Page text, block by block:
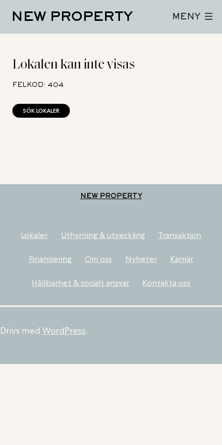
NEW PROPERTY MENY
Lokalen kan inte visas
FELKOD: 404
SÖK LOKALER
NEW PROPERTY
Lokaler Uthyrning & utveckling Transaktion
Finansiering Om oss Nyheter Karriär
Hållbarhet & socialt ansvar Kontakta oss
Drivs med WordPress.